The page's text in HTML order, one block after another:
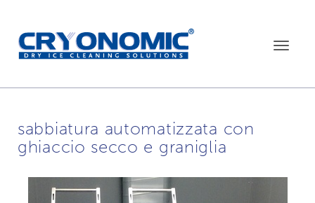
Toggle
sabbiatura automatizzata con
ghiaccio secco e graniglia